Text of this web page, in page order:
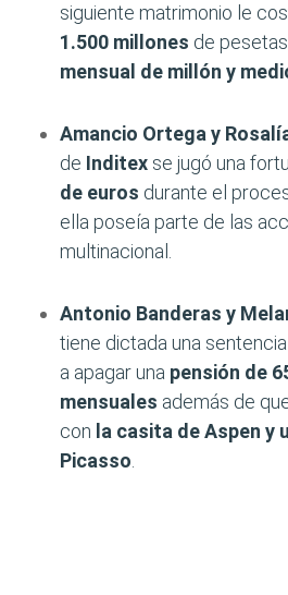
siguiente matrimonio le
1.500 millones de
mensual de millón y
Amancio Ortega y
de Inditex se jugó una
de euros durante el
ella poseía parte de las
multinacional.
Antonio Banderas y
tiene dictada una
a apagar una pensión de
mensuales además de
con la casita de Aspen y
Picasso